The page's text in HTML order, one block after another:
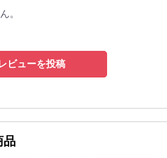
。
ビューを投稿
品